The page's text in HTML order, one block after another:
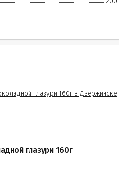
глазури 160г